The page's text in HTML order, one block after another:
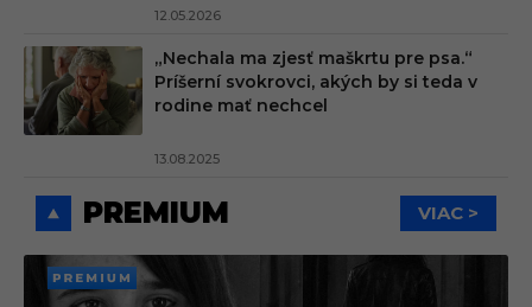
12.05.2026
„Nechala ma zjesť maškrtu pre psa.“
Príšerní svokrovci, akých by si teda v
rodine mať nechcel
13.08.2025
PREMIUM VIAC >
PREMI